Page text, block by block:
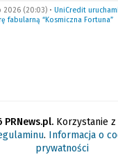
2026 (20:03) • UniCredit
fabularną “Kosmiczna Fortuna”
Korzystanie z
. Informacja o
prywatności